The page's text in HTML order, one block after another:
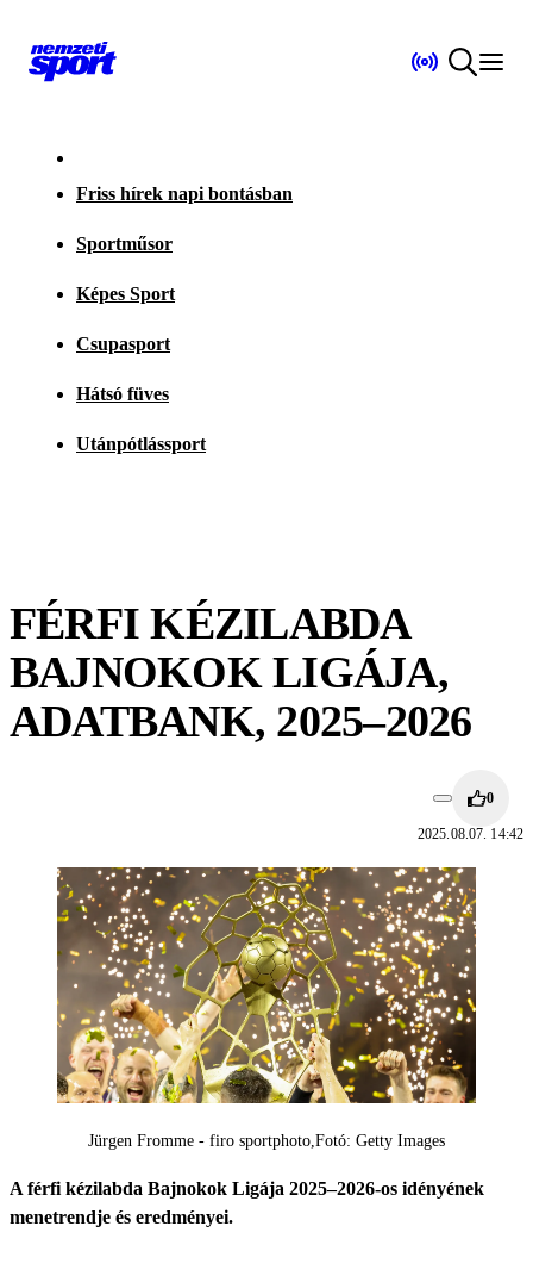
Friss hírek napi bontásban
Sportműsor
Képes Sport
Csupasport
Hátsó füves
Utánpótlássport
FÉRFI KÉZILABDA
BAJNOKOK LIGÁJA,
ADATBANK, 2025–2026
0
2025.08.07. 14:42
Jürgen Fromme - firo sportphoto Fotó: Getty Images
A férfi kézilabda Bajnokok Ligája 2025–2026-os idényének
menetrendje és eredményei.